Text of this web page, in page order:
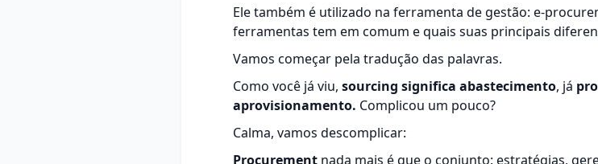
Ele também é utilizado na ferramenta de gestão: e-
ferramentas tem em comum e quais suas principais
Vamos começar pela tradução das palavras.
Como você já viu, sourcing significa abastecimento, já
aprovisionamento. Complicou um pouco?
Calma, vamos descomplicar:
Procurement nada mais é que o conjunto: estratégias,